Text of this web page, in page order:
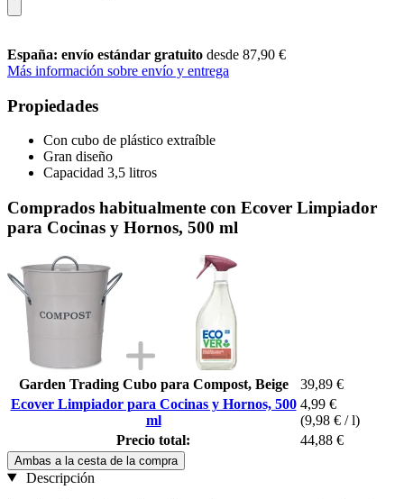
España: envío estándar gratuito desde 87,90 €
Más información sobre envío y entrega
Propiedades
Con cubo de plástico extraíble
Gran diseño
Capacidad 3,5 litros
Comprados habitualmente con Ecover Limpiador
para Cocinas y Hornos, 500 ml
Garden Trading Cubo para Compost, Beige
39,89 €
Ecover Limpiador para Cocinas y Hornos, 500
ml
4,99 €
(9,98 € / l)
Precio total:
44,88 €
Ambas a la cesta de la compra
Descripción